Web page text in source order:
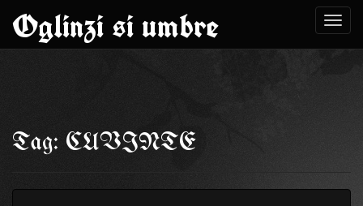
content
Oglinzi si umbre
Tag: CUVINTE